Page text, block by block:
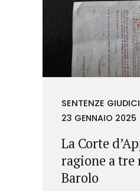
SENTENZE
23 GENNAIO 2025
La Corte
ragione a
Barolo